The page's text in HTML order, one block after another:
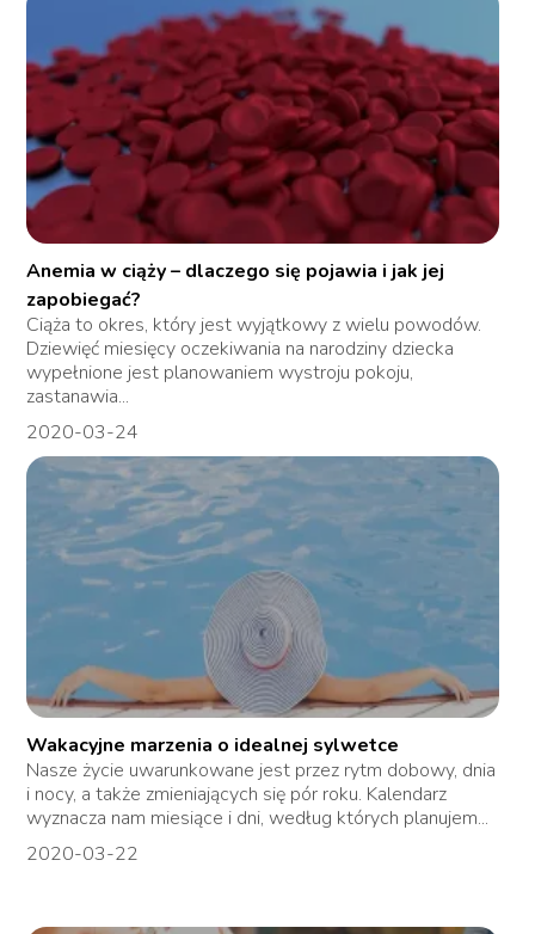
Anemia w ciąży – dlaczego się pojawia i jak jej
zapobiegać?
Ciąża to okres, który jest wyjątkowy z wielu powodów.
Dziewięć miesięcy oczekiwania na narodziny dziecka
wypełnione jest planowaniem wystroju pokoju,
zastanawia...
2020-03-24
Wakacyjne marzenia o idealnej sylwetce
Nasze życie uwarunkowane jest przez rytm dobowy, dnia
i nocy, a także zmieniających się pór roku. Kalendarz
wyznacza nam miesiące i dni, według których planujem...
2020-03-22